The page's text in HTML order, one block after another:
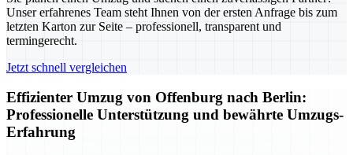
Unser erfahrenes Team steht Ihnen von der ersten Anfrage bis zum
letzten Karton zur Seite – professionell, transparent und
termingerecht.
Jetzt schnell vergleichen
Effizienter Umzug von Offenburg nach Berlin:
Professionelle Unterstützung und bewährte Umzugs-
Erfahrung